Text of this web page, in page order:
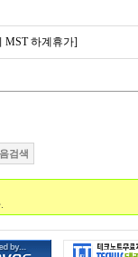
MST 하계휴가]
검색